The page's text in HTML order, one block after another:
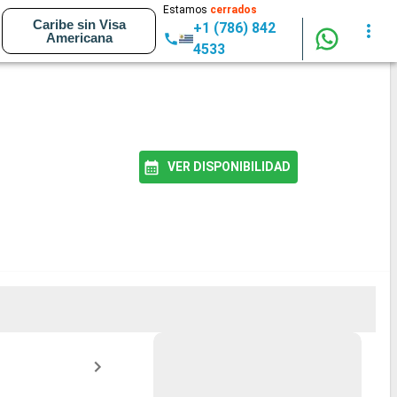
Caribe sin Visa
Americana
Estamos cerrados
+1 (786) 842
4533
VER DISPONIBILIDAD